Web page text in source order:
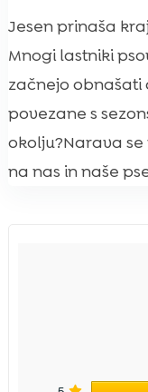
Jesen prinaša
Mnogi lastniki
začnejo obnašati
povezane s
okolju?Narava
na nas in naše